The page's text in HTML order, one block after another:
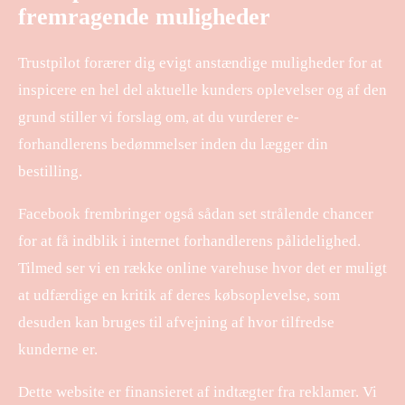
fremragende muligheder
Trustpilot forærer dig evigt anstændige muligheder for at
inspicere en hel del aktuelle kunders oplevelser og af den
grund stiller vi forslag om, at du vurderer e-
forhandlerens bedømmelser inden du lægger din
bestilling.
Facebook frembringer også sådan set strålende chancer
for at få indblik i internet forhandlerens pålidelighed.
Tilmed ser vi en række online varehuse hvor det er muligt
at udfærdige en kritik af deres købsoplevelse, som
desuden kan bruges til afvejning af hvor tilfredse
kunderne er.
Dette website er finansieret af indtægter fra reklamer. Vi